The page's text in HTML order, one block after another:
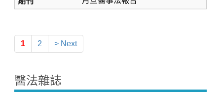
1 2 > Next
醫法雜誌